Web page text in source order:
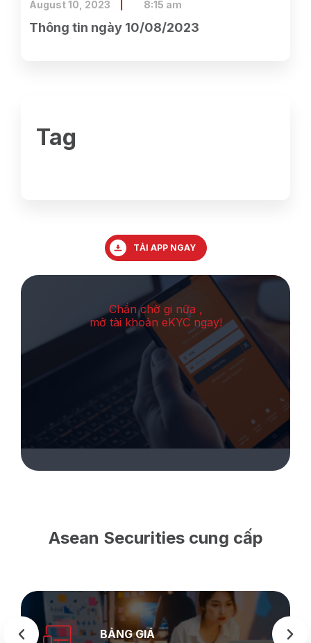
Thông tin ngày 10/08/2023
August 10, 2023 8:15 am
Tag
TẢI APP NGAY
Chần chờ gi nữa ,
mở tài khoản eKYC ngay!
Asean Securities cung cấp
BẢNG GIÁ